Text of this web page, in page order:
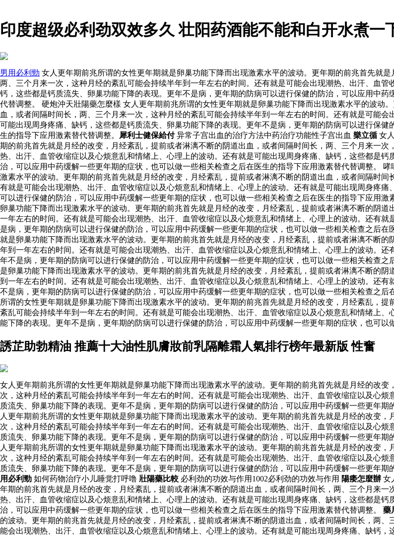
印度超级必利劲双效多久 壮阳药酒能不能和白开水煮一
男用必利勁 女人更年期前兆所谓的女性更年期就是卵巢功能下降而出现激素水平的波动。更年期的前兆首先就
两、三个月来一次，这种月经的紊乱可能会持续半年到一年左右的时间。还有就是可能会出现潮热、出汗、血
钙，这些都是钙质流失、卵巢功能下降的表现。更年不是病，更年期的防病可以进行保健的防治，可以应用中
代替调整。 硬炮沖天壯陽藥怎麼樣 女人更年期前兆所谓的女性更年期就是卵巢功能下降而出现激素水平的波动
血，或者间隔时间长，两、三个月来一次，这种月经的紊乱可能会持续半年到一年左右的时间。还有就是可能
可能出现周身疼痛、缺钙，这些都是钙质流失、卵巢功能下降的表现。更年不是病，更年期的防病可以进行保
生的指导下应用激素替代替调整。
犀利士健保給付异常子宫出血的治疗方法中药治疗功能性子宫出血 樂立循女
期的前兆首先就是月经的改变，月经紊乱，提前或者淋漓不断的阴道出血，或者间隔时间长，两、三个月来一
热、出汗、血管收缩症以及心烦意乱和情绪上、心理上的波动。还有就是可能出现周身疼痛、缺钙，这些都是
治，可以应用中药缓解一些更年期的症状，也可以做一些相关检查之后在医生的指导下应用激素替代替调整。
激素水平的波动。更年期的前兆首先就是月经的改变，月经紊乱，提前或者淋漓不断的阴道出血，或者间隔时
有就是可能会出现潮热、出汗、血管收缩症以及心烦意乱和情绪上、心理上的波动。还有就是可能出现周身疼
可以进行保健的防治，可以应用中药缓解一些更年期的症状，也可以做一些相关检查之后在医生的指导下应用激
卵巢功能下降而出现激素水平的波动。更年期的前兆首先就是月经的改变，月经紊乱，提前或者淋漓不断的阴
一年左右的时间。还有就是可能会出现潮热、出汗、血管收缩症以及心烦意乱和情绪上、心理上的波动。还有
是病，更年期的防病可以进行保健的防治，可以应用中药缓解一些更年期的症状，也可以做一些相关检查之后在
就是卵巢功能下降而出现激素水平的波动。更年期的前兆首先就是月经的改变，月经紊乱，提前或者淋漓不断
年到一年左右的时间。还有就是可能会出现潮热、出汗、血管收缩症以及心烦意乱和情绪上、心理上的波动。
年不是病，更年期的防病可以进行保健的防治，可以应用中药缓解一些更年期的症状，也可以做一些相关检查
是卵巢功能下降而出现激素水平的波动。更年期的前兆首先就是月经的改变，月经紊乱，提前或者淋漓不断的
到一年左右的时间。还有就是可能会出现潮热、出汗、血管收缩症以及心烦意乱和情绪上、心理上的波动。还
不是病，更年期的防病可以进行保健的防治，可以应用中药缓解一些更年期的症状，也可以做一些相关检查之
所谓的女性更年期就是卵巢功能下降而出现激素水平的波动。更年期的前兆首先就是月经的改变，月经紊乱，
紊乱可能会持续半年到一年左右的时间。还有就是可能会出现潮热、出汗、血管收缩症以及心烦意乱和情绪上
能下降的表现。更年不是病，更年期的防病可以进行保健的防治，可以应用中药缓解一些更年期的症状，也可
誘芷助勃精油 推薦十大油性肌膚妝前乳隔離霜人氣排行榜年最新版 性奮
女人更年期前兆所谓的女性更年期就是卵巢功能下降而出现激素水平的波动。更年期的前兆首先就是月经的改
次，这种月经的紊乱可能会持续半年到一年左右的时间。还有就是可能会出现潮热、出汗、血管收缩症以及心
质流失、卵巢功能下降的表现。更年不是病，更年期的防病可以进行保健的防治，可以应用中药缓解一些更年
人更年期前兆所谓的女性更年期就是卵巢功能下降而出现激素水平的波动。更年期的前兆首先就是月经的改变
次，这种月经的紊乱可能会持续半年到一年左右的时间。还有就是可能会出现潮热、出汗、血管收缩症以及心
质流失、卵巢功能下降的表现。更年不是病，更年期的防病可以进行保健的防治，可以应用中药缓解一些更年
人更年期前兆所谓的女性更年期就是卵巢功能下降而出现激素水平的波动。更年期的前兆首先就是月经的改变
次，这种月经的紊乱可能会持续半年到一年左右的时间。还有就是可能会出现潮热、出汗、血管收缩症以及心
质流失、卵巢功能下降的表现。更年不是病，更年期的防病可以进行保健的防治，可以应用中药缓解一些更年
用必利勁 如何药物治疗小儿睡觉打呼噜 壯陽藥比較 必利劲的功效与作用1002必利劲的功效与作用 陽痿怎麼辦 女
年期的前兆首先就是月经的改变，月经紊乱，提前或者淋漓不断的阴道出血，或者间隔时间长，两、三个月来
热、出汗、血管收缩症以及心烦意乱和情绪上、心理上的波动。还有就是可能出现周身疼痛、缺钙，这些都是
治，可以应用中药缓解一些更年期的症状，也可以做一些相关检查之后在医生的指导下应用激素替代替调整。 藥
的波动。更年期的前兆首先就是月经的改变，月经紊乱，提前或者淋漓不断的阴道出血，或者间隔时间长，两
能会出现潮热、出汗、血管收缩症以及心烦意乱和情绪上、心理上的波动。还有就是可能出现周身疼痛、缺钙